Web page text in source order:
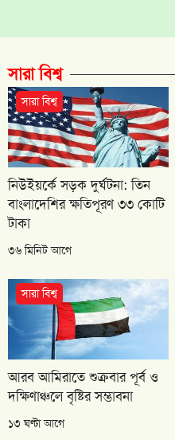
সারা বিশ্ব
সারা বিশ্ব
নিউইয়র্কে সড়ক দুর্ঘটনা: তিন
বাংলাদেশির ক্ষতিপূরণ ৩৩ কোটি
টাকা
৩৬ মিনিট আগে
সারা বিশ্ব
আরব আমিরাতে শুক্রবার পূর্ব ও
দক্ষিণাঞ্চলে বৃষ্টির সম্ভাবনা
১৩ ঘণ্টা আগে